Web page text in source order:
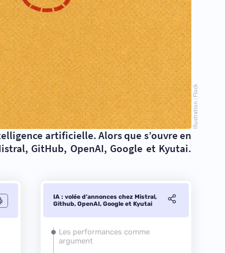
Illustration : Flock
artificielle. Alors que s’ouvre en
GitHub, OpenAI, Google et Kyutai.
IA : volée d’annonces chez Mistral,
Github, OpenAI, Google et Kyutai
Les performances comme
argument